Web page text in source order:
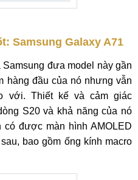
Samsung Galaxy A71
đưa model này gần
hàng đầu của nó nhưng vẫn
với. Thiết kế và cảm giác
S20 và khả năng của nó
có được màn hình AMOLED
bao gồm ống kính macro